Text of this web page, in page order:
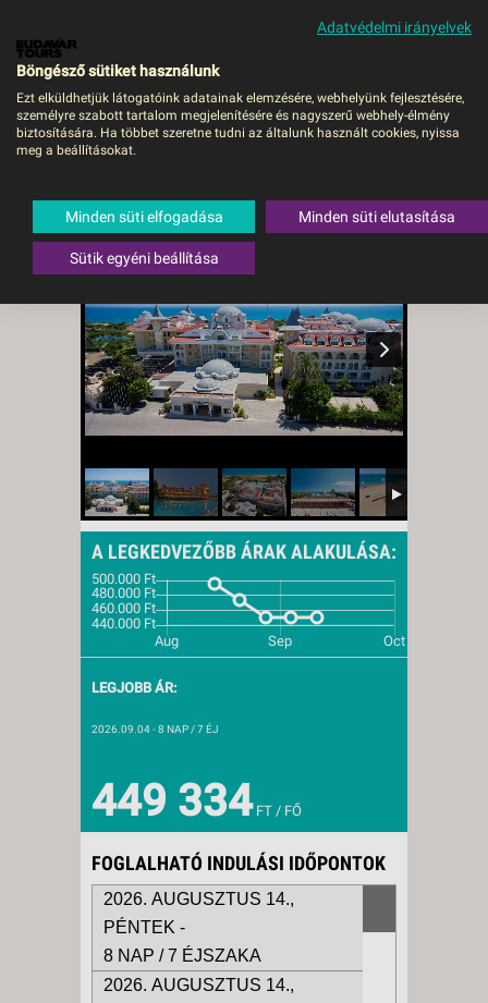
MENÜ
Side Star Resort -
Törökország,Török riviéra,Side
A LEGKEDVEZŐBB ÁRAK ALAKULÁSA:
LEGJOBB ÁR:
2026.09.04- 8 NAP / 7 ÉJ
449 334FT / FŐ
FOGLALHATÓ INDULÁSI IDŐPONTOK
2026. AUGUSZTUS 14.,
PÉNTEK -
8 NAP / 7 ÉJSZAKA
2026. AUGUSZTUS 14.,
Adatvédelmi irányelvek
Böngésző sütiket használunk
Ezt elküldhetjük látogatóink adatainak elemzésére, webhelyünk fejlesztésére,
személyre szabott tartalom megjelenítésére és nagyszerű webhely-élmény
biztosítására. Ha többet szeretne tudni az általunk használt cookies, nyissa
meg a beállításokat.
Minden süti elfogadása Minden süti elutasítása
Sütik egyéni beállítása